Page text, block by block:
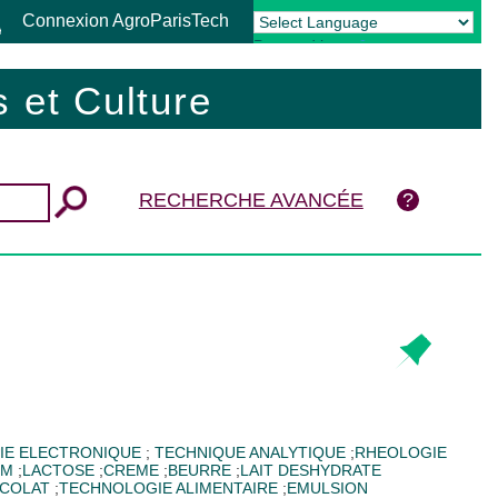
Connexion AgroParisTech
Powered by Translate
et Culture
RECHERCHE AVANCÉE
ELECTRONIQUE ; TECHNIQUE ANALYTIQUE ;RHEOLOGIE
;LACTOSE ;CREME ;BEURRE ;LAIT DESHYDRATE
;TECHNOLOGIE ALIMENTAIRE ;EMULSION